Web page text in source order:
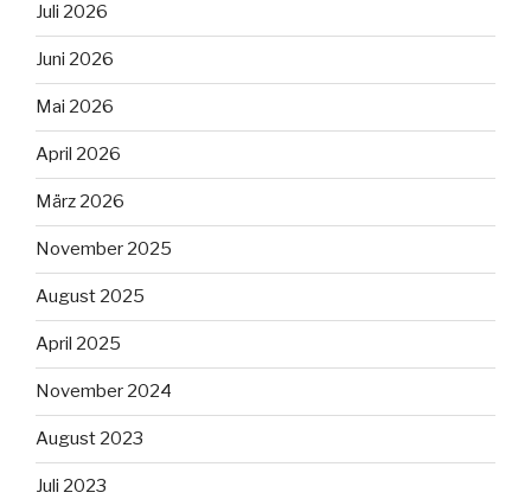
Juli 2026
Juni 2026
Mai 2026
April 2026
März 2026
November 2025
August 2025
April 2025
November 2024
August 2023
Juli 2023